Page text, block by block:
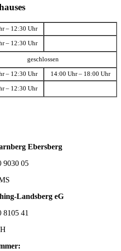
– 12:30 Uhr
– 12:30 Uhr
geschlossen
– 12:30 Uhr 14:00 Uhr – 18:00 Uhr
– 12:30 Uhr
Ebersberg
9030 05
Landsberg eG
41